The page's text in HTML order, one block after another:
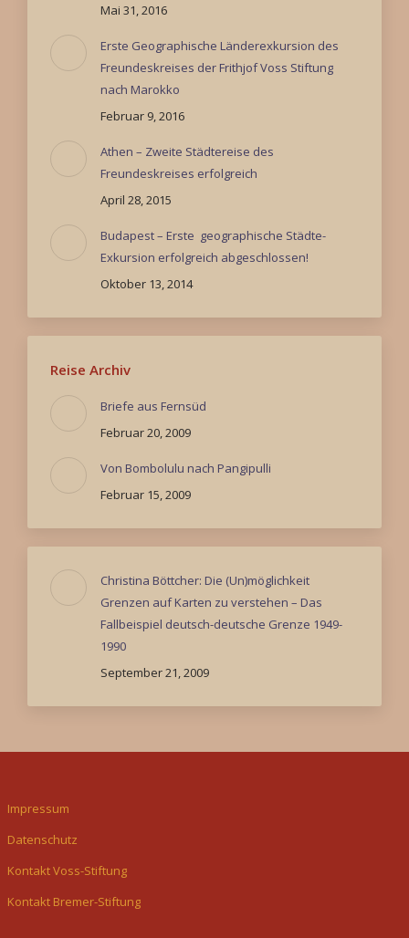
Mai 31, 2016
Erste Geographische Länderexkursion des
Freundeskreises der Frithjof Voss Stiftung
nach Marokko
Februar 9, 2016
Athen – Zweite Städtereise des
Freundeskreises erfolgreich
April 28, 2015
Budapest – Erste geographische Städte-
Exkursion erfolgreich abgeschlossen!
Oktober 13, 2014
Reise Archiv
Briefe aus Fernsüd
Februar 20, 2009
Von Bombolulu nach Pangipulli
Februar 15, 2009
Christina Böttcher: Die (Un)möglichkeit
Grenzen auf Karten zu verstehen – Das
Fallbeispiel deutsch-deutsche Grenze 1949-
1990
September 21, 2009
Impressum
Datenschutz
Kontakt Voss-Stiftung
Kontakt Bremer-Stiftung